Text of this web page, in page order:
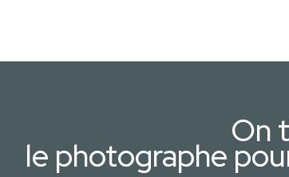
On
le photographe